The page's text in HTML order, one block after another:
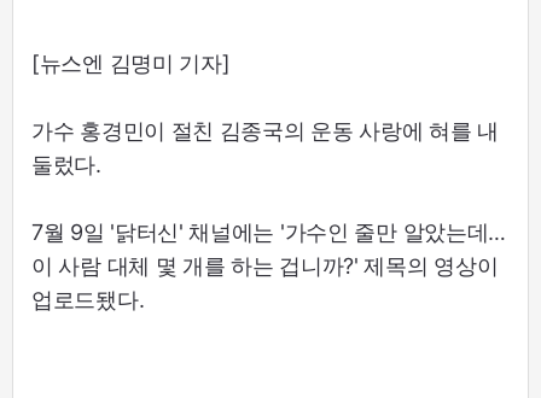
[뉴스엔 김명미 기자]
가수 홍경민이 절친 김종국의 운동 사랑에 혀를 내
둘렀다.
7월 9일 '닭터신' 채널에는 '가수인 줄만 알았는데…
이 사람 대체 몇 개를 하는 겁니까?' 제목의 영상이
업로드됐다.